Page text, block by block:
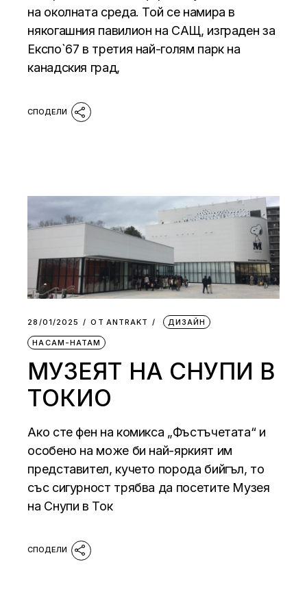
на околната среда. Той се намира в
някогашния павилион на САЩ, изграден за
Експо`67 в третия най-голям парк на
канадския град,
28/01/2025 ОТ АNTRAKT ДИЗАЙН
НАСАМ-НАТАМ
МУЗЕЯТ НА СНУПИ В
ТОКИО
Ако сте фен на комикса „Фъстъчетата“ и
особено на може би най-яркият им
представител, кучето порода бийгъл, то
със сигурност трябва да посетите Музея
на Снупи в Ток